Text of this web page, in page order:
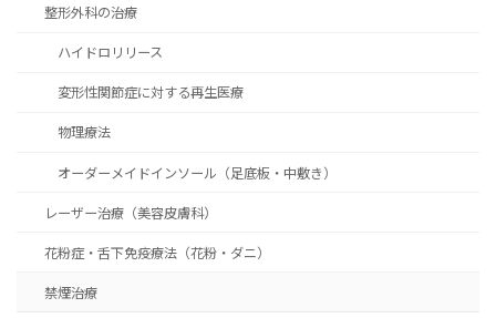
整形外科の治療
ハイドロリリース
変形性関節症に対する再生医療
物理療法
オーダーメイドインソール（足底板・中敷き）
レーザー治療（美容皮膚科）
花粉症・舌下免疫療法（花粉・ダニ）
禁煙治療